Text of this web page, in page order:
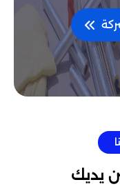
يديك